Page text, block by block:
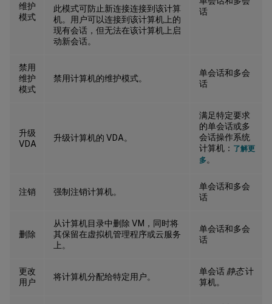
维护
模式
话
此模式可防止新连接连接到该计算
机。用户可以连接到该计算机上的
现有会话，但无法在该计算机上启
动新会话。
禁用
维护
模式
禁用计算机的维护模式。
单会话和多会
话
升级
VDA
升级计算机的 VDA。
满足特定要求
的单会话或多
会话操作系统
计算机： 了解更
多 。
注销 强制注销计算机。
单会话和多会
话
删除
从计算机目录中删除 VM，同时将
其保留在虚拟机管理程序或云服务
上。
单会话和多会
话
更改
用户
将计算机分配给特定用户。
单会话 静态计
算机。